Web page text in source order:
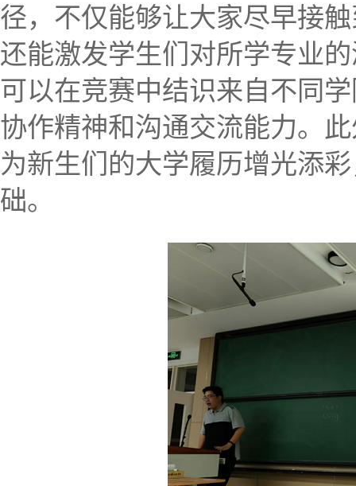
径，不仅能够让大家尽早接
还能激发学生们对所学专业
可以在竞赛中结识来自不同
协作精神和沟通交流能力。
为新生们的大学履历增光添
础。